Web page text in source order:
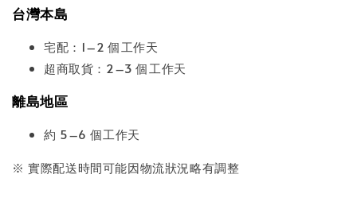
台灣本島
宅配：1–2 個工作天
超商取貨：2–3 個工作天
離島地區
約 5–6 個工作天
※ 實際配送時間可能因物流狀況略有調整